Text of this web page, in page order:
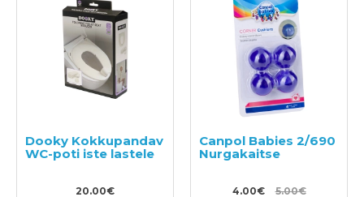
Dooky Kokkupandav
WC-poti iste lastele
20.00€
Canpol Babies 2/690
Nurgakaitse
4.00€ 5.00€